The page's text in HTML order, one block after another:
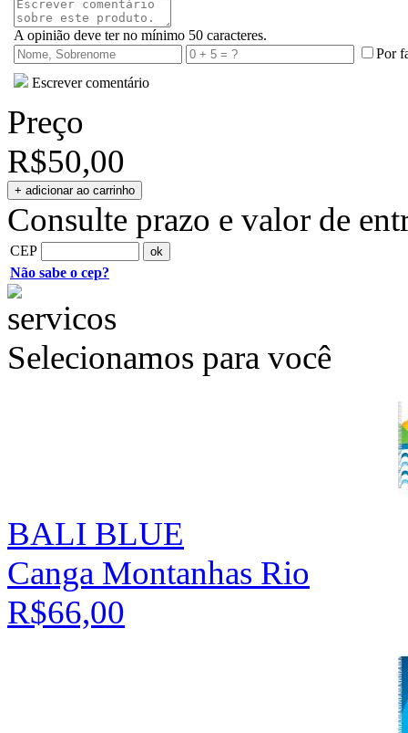
A opinião deve ter no mínimo 50 caracteres.
Por
Escrever comentário
Preço
R$50,00
Consulte prazo e valor de
CEP
Não sabe o cep?
Selecionamos para você
BALI BLUE
Canga Montanhas Rio
R$66,00